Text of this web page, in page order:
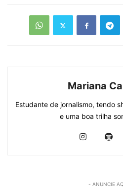
Mariana
Estudante de jornalismo, tendo
e uma boa trilha
- ANUNCIE